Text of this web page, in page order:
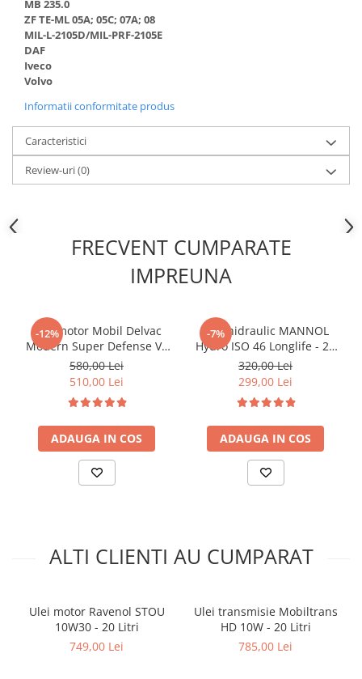
Placute frana
Discuri frana
Saboti frana
Senzori uzura placute
Suport etrier
Electrice
Bujii incandescente
Kit distributie
Kit lant distributie
Transmisie
Kit transmisie
Curea transmisie
Busoane/inele etansare
Directie/stabilizare
Bielete antiruliu
Bielete directie
Suspensie
Arcuri
Pivot suspensie
MB 235.0
ZF TE-ML 05A; 05C; 07A; 08
MIL-L-2105D/MIL-PRF-2105E
DAF
Iveco
Volvo
Informatii conformitate produs
Caracteristici
Review-uri(0)
FRECVENT CUMPARATE
IMPREUNA
-12%
Ulei motor Mobil Delvac
Modern Super Defense V4
15W40 (Delvac MX) - 20 Litri
580,00 Lei
510,00 Lei
ADAUGA IN COS
-7%
Ulei hidraulic MANNOL
Hydro ISO 46 Longlife - 20
Litri
320,00 Lei
299,00 Lei
ADAUGA IN COS
ALTI CLIENTI AU CUMPARAT
Ulei motor Ravenol STOU
10W30 - 20 Litri
749,00 Lei
Ulei transmisie Mobiltrans
HD 10W - 20 Litri
785,00 Lei